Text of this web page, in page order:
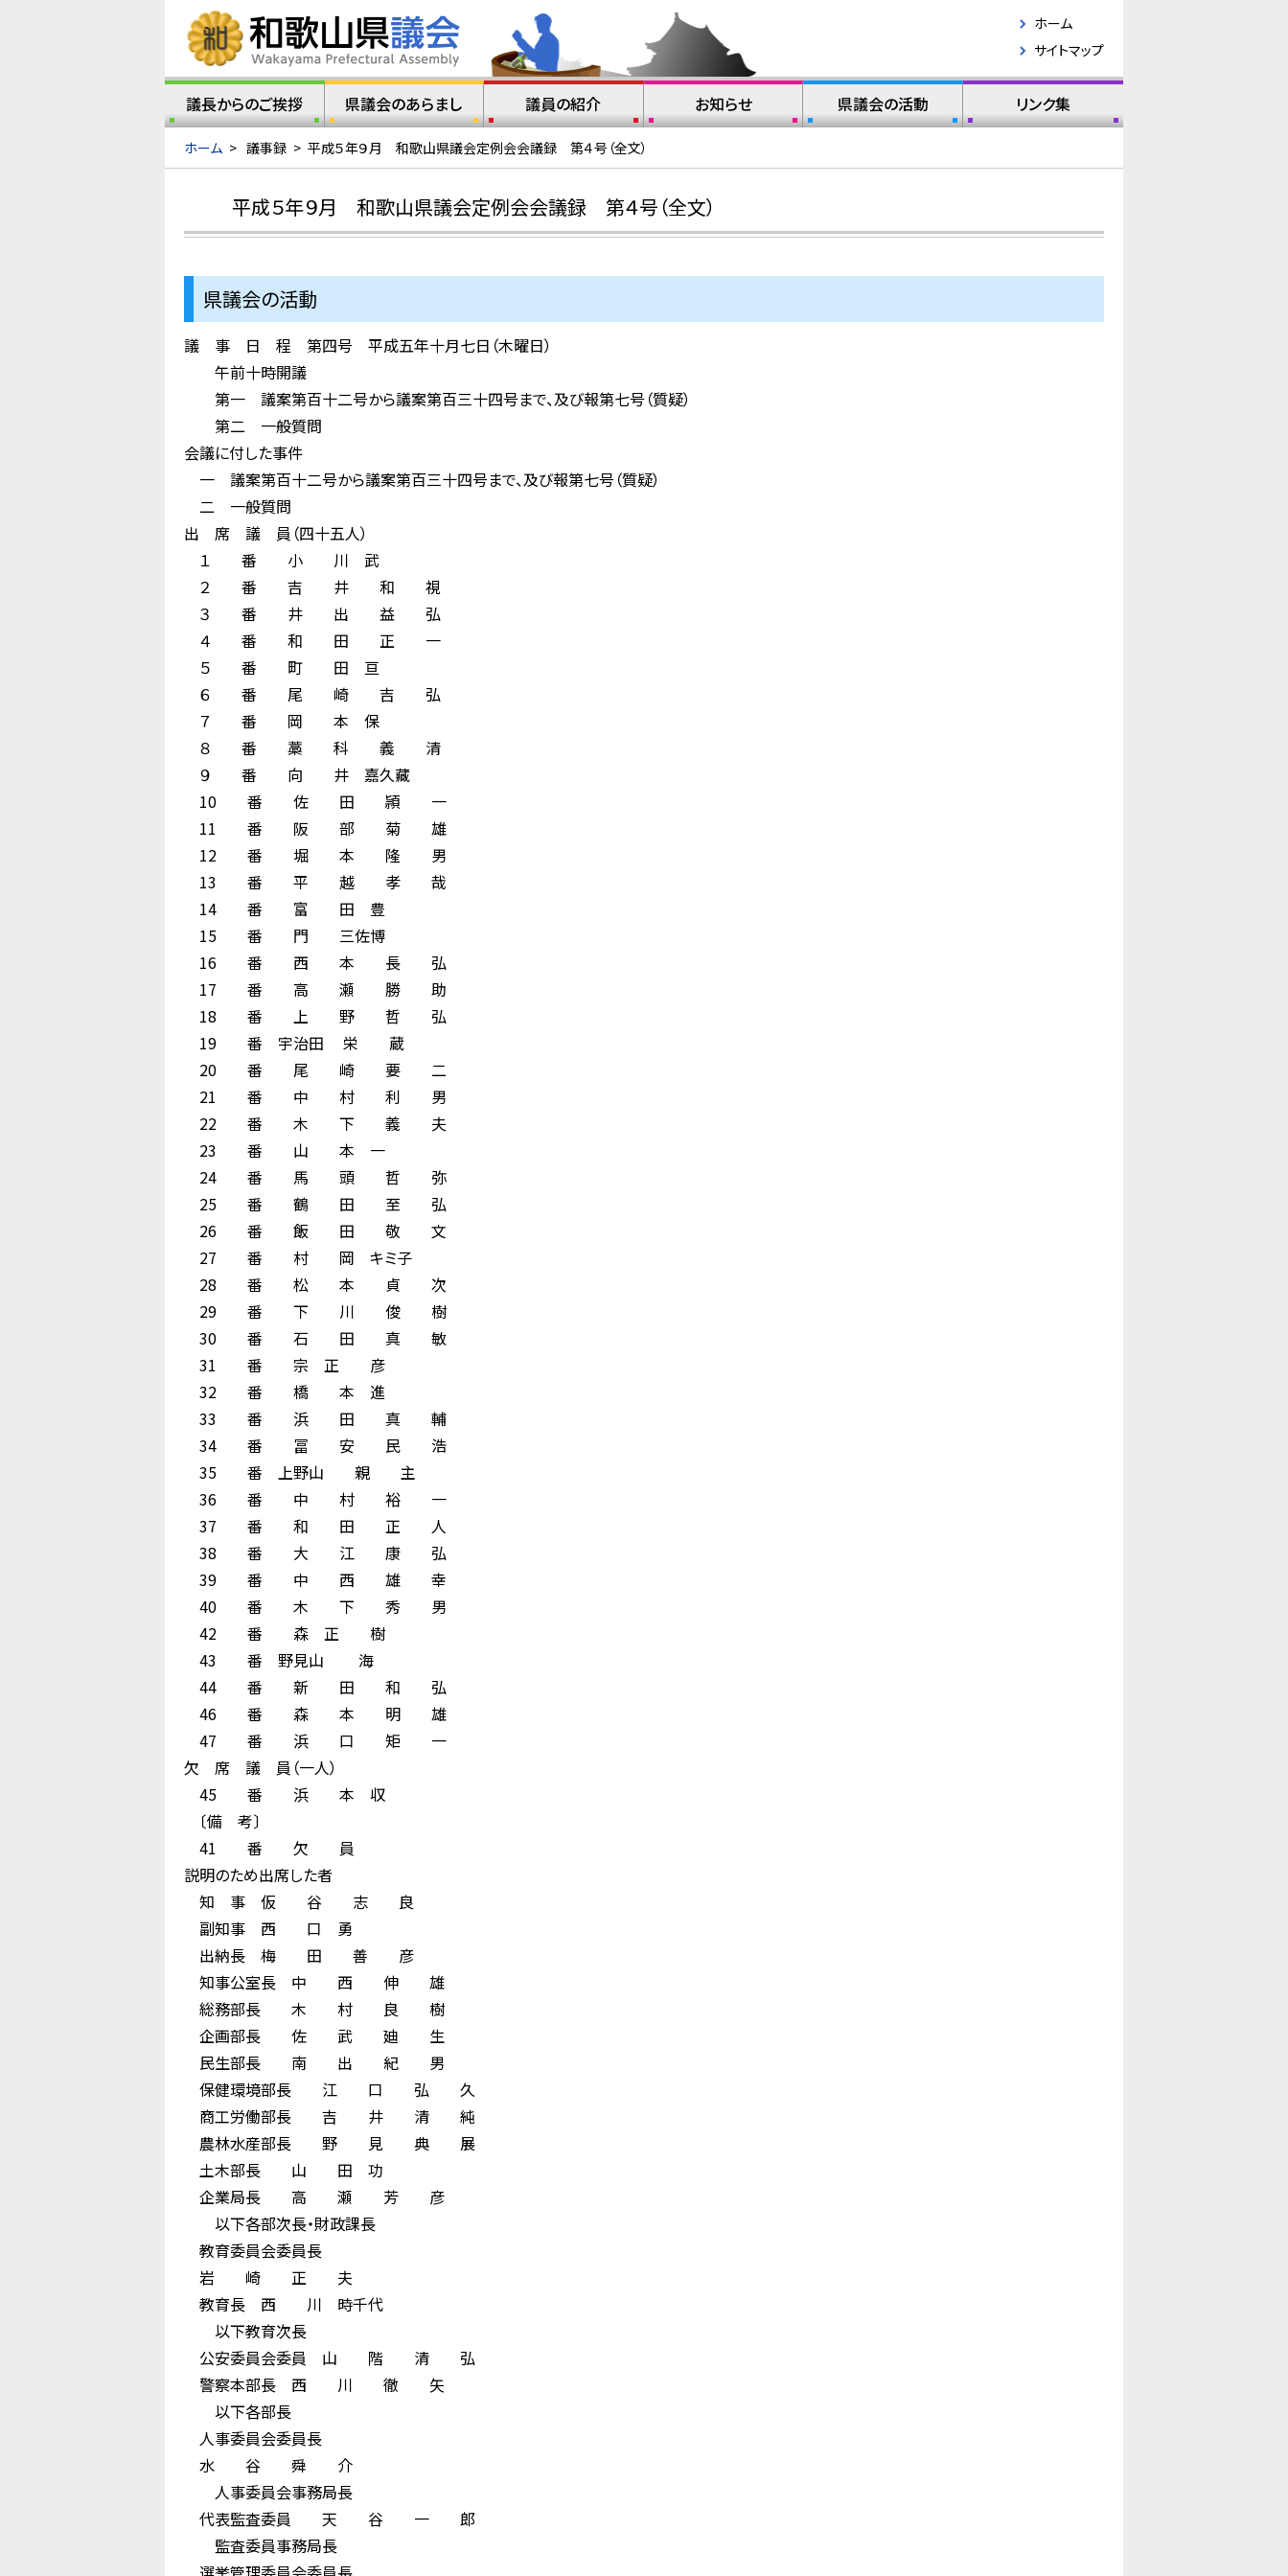
ホーム
サイトマップ
議長からのご挨拶 県議会のあらまし 議員の紹介 お知らせ 県議会の活動 リンク集
ホーム > 議事録 > 平成５年９月 和歌山県議会定例会会議録 第４号（全文）
平成５年９月 和歌山県議会定例会会議録 第４号（全文）
県議会の活動
議 事 日 程 第四号 平成五年十月七日（木曜日）
午前十時開議
第一 議案第百十二号から議案第百三十四号まで、及び報第七号（質疑）
第二 一般質問
会議に付した事件
一 議案第百十二号から議案第百三十四号まで、及び報第七号（質疑）
二 一般質問
出 席 議 員（四十五人）
１ 番 小 川 武
２ 番 吉 井 和 視
３ 番 井 出 益 弘
４ 番 和 田 正 一
５ 番 町 田 亘
６ 番 尾 崎 吉 弘
７ 番 岡 本 保
８ 番 藁 科 義 清
９ 番 向 井 嘉久藏
10 番 佐 田 頴 一
11 番 阪 部 菊 雄
12 番 堀 本 隆 男
13 番 平 越 孝 哉
14 番 富 田 豊
15 番 門 三佐博
16 番 西 本 長 弘
17 番 高 瀬 勝 助
18 番 上 野 哲 弘
19 番 宇治田 栄 蔵
20 番 尾 崎 要 二
21 番 中 村 利 男
22 番 木 下 義 夫
23 番 山 本 一
24 番 馬 頭 哲 弥
25 番 鶴 田 至 弘
26 番 飯 田 敬 文
27 番 村 岡 キミ子
28 番 松 本 貞 次
29 番 下 川 俊 樹
30 番 石 田 真 敏
31 番 宗 正 彦
32 番 橋 本 進
33 番 浜 田 真 輔
34 番 冨 安 民 浩
35 番 上野山 親 主
36 番 中 村 裕 一
37 番 和 田 正 人
38 番 大 江 康 弘
39 番 中 西 雄 幸
40 番 木 下 秀 男
42 番 森 正 樹
43 番 野見山 海
44 番 新 田 和 弘
46 番 森 本 明 雄
47 番 浜 口 矩 一
欠 席 議 員（一人）
45 番 浜 本 収
〔備 考〕
41 番 欠 員
説明のため出席した者
知 事 仮 谷 志 良
副知事 西 口 勇
出納長 梅 田 善 彦
知事公室長 中 西 伸 雄
総務部長 木 村 良 樹
企画部長 佐 武 廸 生
民生部長 南 出 紀 男
保健環境部長 江 口 弘 久
商工労働部長 吉 井 清 純
農林水産部長 野 見 典 展
土木部長 山 田 功
企業局長 高 瀬 芳 彦
以下各部次長・財政課長
教育委員会委員長
岩 崎 正 夫
教育長 西 川 時千代
以下教育次長
公安委員会委員 山 階 清 弘
警察本部長 西 川 徹 矢
以下各部長
人事委員会委員長
水 谷 舜 介
人事委員会事務局長
代表監査委員 天 谷 一 郎
監査委員事務局長